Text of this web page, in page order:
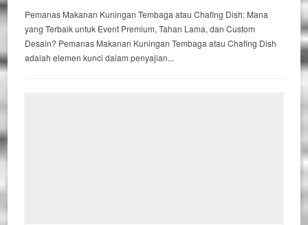
Pemanas Makanan Kuningan Tembaga atau Chafing Dish: Mana
yang Terbaik untuk Event Premium, Tahan Lama, dan Custom
Desain? Pemanas Makanan Kuningan Tembaga atau Chafing Dish
adalah elemen kunci dalam penyajian...